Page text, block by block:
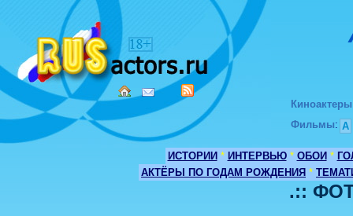
Киноактеры
Фильмы: А
ИСТОРИИ * ИНТЕРВЬЮ * ОБОИ *
АКТЁРЫ ПО ГОДАМ РОЖДЕНИЯ *
.::